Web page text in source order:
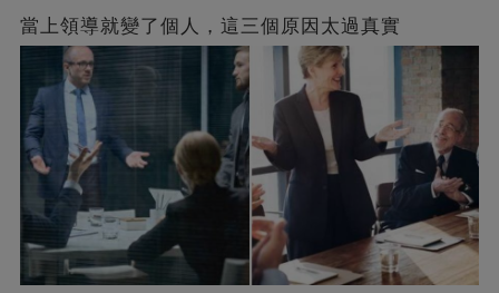
當上領導就變了個人，這三個原因太過真實